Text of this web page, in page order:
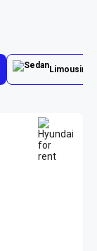
Limousine